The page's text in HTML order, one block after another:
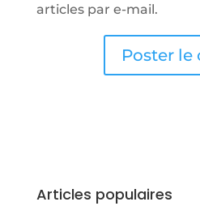
articles par e-mail.
Articles populaires